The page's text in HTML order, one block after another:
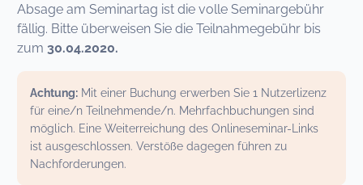
Absage am Seminartag ist die volle Seminargebühr
fällig. Bitte überweisen Sie die Teilnahmegebühr bis
zum 30.04.2020.
Achtung: Mit einer Buchung erwerben Sie 1 Nutzerlizenz
für eine/n Teilnehmende/n. Mehrfachbuchungen sind
möglich. Eine Weiterreichung des Onlineseminar-Links
ist ausgeschlossen. Verstöße dagegen führen zu
Nachforderungen.